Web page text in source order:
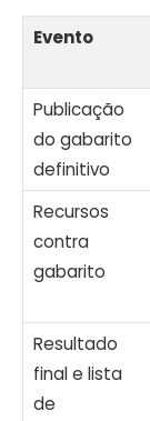
Evento
Publicação
do gabarito
definitivo
Recursos
contra
gabarito
Resultado
final e lista
de